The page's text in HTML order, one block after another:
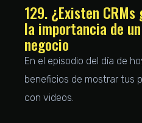
129. ¿Existen
la importancia de
negocio
En el episodio del día de
beneficios de mostrar tus
con videos.